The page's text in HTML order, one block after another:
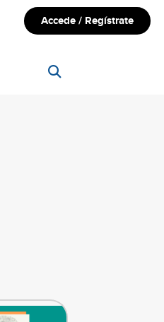
Accede / Regístrate